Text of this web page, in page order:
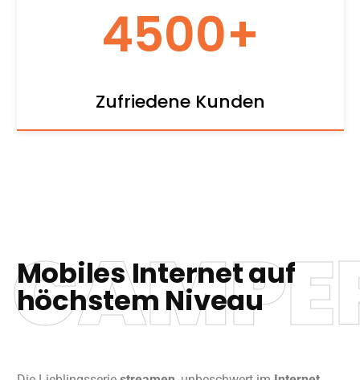
4500+
Zufriedene Kunden
Mobiles Internet auf
höchstem Niveau